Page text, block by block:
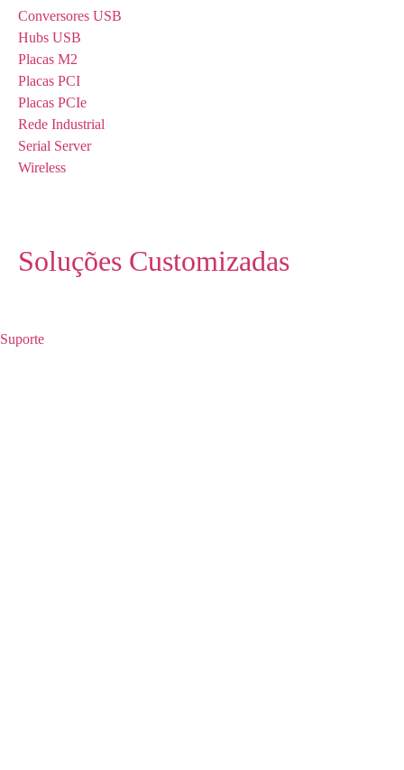
Conversores USB
Hubs USB
Placas M2
Placas PCI
Placas PCIe
Rede Industrial
Serial Server
Wireless
Soluções Customizadas
Suporte